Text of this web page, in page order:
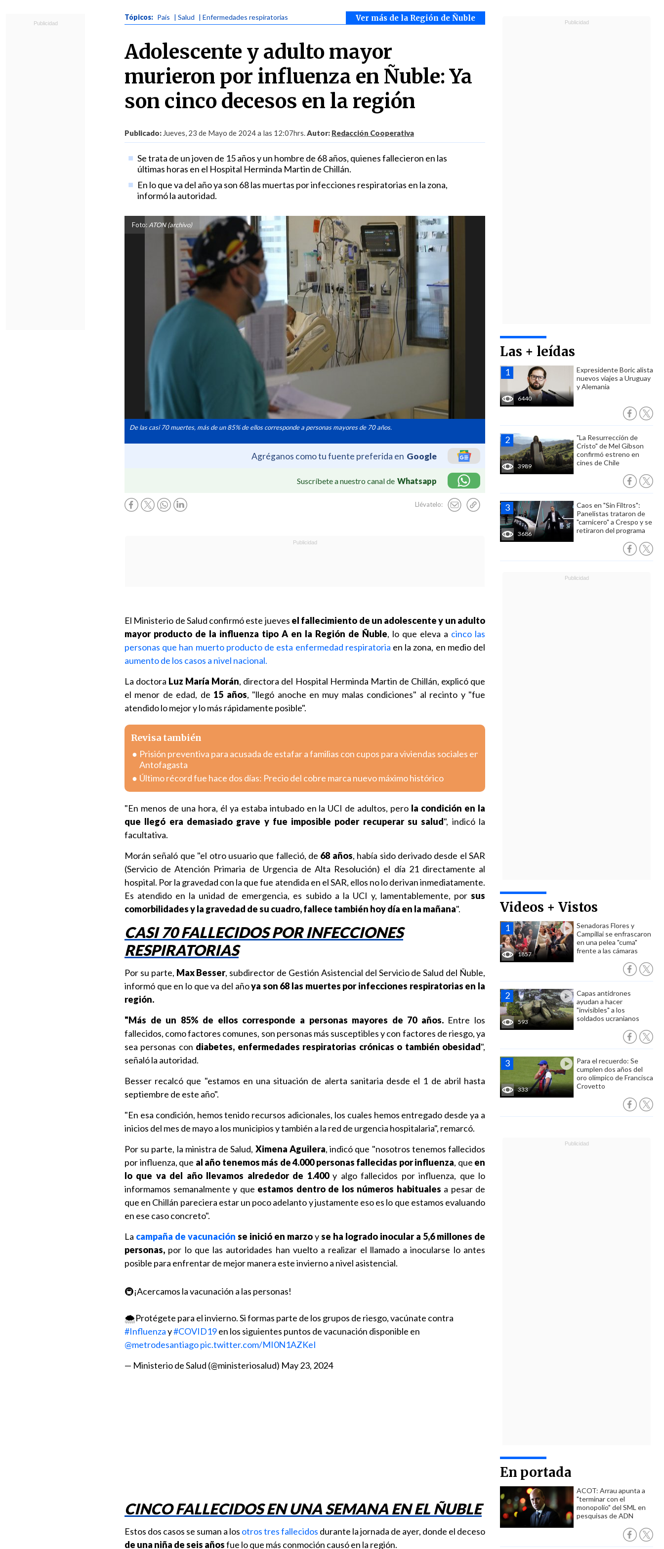
Ver más de la Región de Ñuble
Tópicos: País | Salud | Enfermedades respiratorias
Adolescente y adulto mayor
murieron por influenza en Ñuble: Ya
son cinco decesos en la región
Publicado: Jueves, 23 de Mayo de 2024 a las 12:07hrs.Autor: Redacción Cooperativa
Se trata de un joven de 15 años y un hombre de 68 años, quienes fallecieron en las
últimas horas en el Hospital Herminda Martin de Chillán.
En lo que va del año ya son 68 las muertas por infecciones respiratorias en la zona,
informó la autoridad.
Foto: ATON (archivo)
De las casi 70 muertes, más de un 85% de ellos corresponde a personas mayores de 70 años.
Agréganos como tu fuente preferida en Google
Suscríbete a nuestro canal de Whatsapp
Llévatelo:
Las + leídas
6440
Expresidente Boric alista
nuevos viajes a Uruguay
y Alemania
3989
"La Resurrección de
Cristo" de Mel Gibson
confirmó estreno en
cines de Chile
3686
Caos en "Sin Filtros":
Panelistas trataron de
"carnicero" a Crespo y se
retiraron del programa
Videos + Vistos
1857
Senadoras Flores y
Campillai se enfrascaron
en una pelea "cuma"
frente a las cámaras
593
Capas antidrones
ayudan a hacer
"invisibles" a los
soldados ucranianos
333
Para el recuerdo: Se
cumplen dos años del
oro olímpico de Francisca
Crovetto
En portada
ACOT: Arrau apunta a
"terminar con el
monopolio" del SML en
pesquisas de ADN
El Ministerio de Salud confirmó este jueves el fallecimiento de un adolescente y un adulto
mayor producto de la influenza tipo A en la Región de Ñuble, lo que eleva a cinco las
personas que han muerto producto de esta enfermedad respiratoria en la zona, en medio del
aumento de los casos a nivel nacional.
La doctora Luz María Morán, directora del Hospital Herminda Martin de Chillán, explicó que
el menor de edad, de 15 años, "llegó anoche en muy malas condiciones" al recinto y "fue
atendido lo mejor y lo más rápidamente posible".
Revisa también
Prisión preventiva para acusada de estafar a familias con cupos para viviendas sociales en
Antofagasta
Último récord fue hace dos días: Precio del cobre marca nuevo máximo histórico
"En menos de una hora, él ya estaba intubado en la UCI de adultos, pero la condición en la
que llegó era demasiado grave y fue imposible poder recuperar su salud", indicó la
facultativa.
Morán señaló que "el otro usuario que falleció, de 68 años, había sido derivado desde el SAR
(Servicio de Atención Primaria de Urgencia de Alta Resolución) el día 21 directamente al
hospital. Por la gravedad con la que fue atendida en el SAR, ellos no lo derivan inmediatamente.
Es atendido en la unidad de emergencia, es subido a la UCI y, lamentablemente, por sus
comorbilidades y la gravedad de su cuadro, fallece también hoy día en la mañana".
CASI 70 FALLECIDOS POR INFECCIONES
RESPIRATORIAS
Por su parte, Max Besser, subdirector de Gestión Asistencial del Servicio de Salud del Ñuble,
informó que en lo que va del añoya son 68 las muertes por infecciones respiratorias en la
región.
"Más de un 85% de ellos corresponde a personas mayores de 70 años.Entre los
fallecidos, como factores comunes, son personas más susceptibles y con factores de riesgo, ya
sea personas con diabetes, enfermedades respiratorias crónicas o también obesidad",
señaló la autoridad.
Besser recalcó que "estamos en una situación de alerta sanitaria desde el 1 de abril hasta
septiembre de este año".
"En esa condición, hemos tenido recursos adicionales, los cuales hemos entregado desde ya a
inicios del mes de mayo a los municipios y también a la red de urgencia hospitalaria", remarcó.
Por su parte, la ministra de Salud, Ximena Aguilera, indicó que "nosotros tenemos fallecidos
por influenza, que al año tenemos más de 4.000 personas fallecidas por influenza, que en
lo que va del año llevamos alrededor de 1.400y algo fallecidos por influenza, que lo
informamos semanalmente y que estamos dentro de los números habituales a pesar de
que en Chillán pareciera estar un poco adelanto y justamente eso es lo que estamos evaluando
en ese caso concreto".
La campaña de vacunación se inició en marzoyse ha logrado inocular a 5,6 millones de
personas, por lo que las autoridades han vuelto a realizar el llamado a inocularse lo antes
posible para enfrentar de mejor manera este invierno a nivel asistencial.
🚇¡Acercamos la vacunación a las personas!
🌨️Protégete para el invierno. Si formas parte de los grupos de riesgo, vacúnate contra
#Influenzay#COVID19en los siguientes puntos de vacunación disponible en
@metrodesantiagopic.twitter.com/MI0N1AZKeI
— Ministerio de Salud (@ministeriosalud) May 23, 2024
CINCO FALLECIDOS EN UNA SEMANA EN EL ÑUBLE
Estos dos casos se suman a los otros tres fallecidos durante la jornada de ayer, donde el deceso
de una niña de seis añosfue lo que más conmoción causó en la región.